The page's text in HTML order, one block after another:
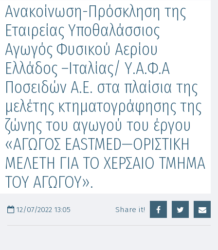
Ανακοίνωση-Πρόσκληση της
Εταιρείας Υποθαλάσσιος
Αγωγός Φυσικού Αερίου
Ελλάδος –Ιταλίας/ Υ.Α.Φ.Α
Ποσειδών Α.Ε. στα πλαίσια της
μελέτης κτηματογράφησης της
ζώνης του αγωγού του έργου
«ΑΓΩΓΟΣ EASTMED—ΟΡΙΣΤΙΚΗ
ΜΕΛΕΤΗ ΓΙΑ ΤΟ ΧΕΡΣΑΙΟ ΤΜΗΜΑ
ΤΟΥ ΑΓΩΓΟΥ».
12/07/2022 13:05 Share it!